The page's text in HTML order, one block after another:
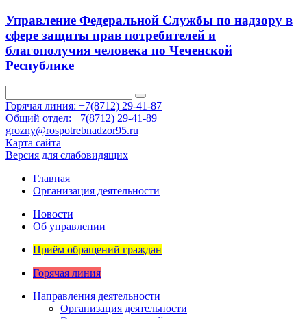
Управление Федеральной Службы по надзору в
сфере защиты прав потребителей и
благополучия человека по Чеченской
Республике
Горячая линия: +7(8712) 29-41-87
Общий отдел: +7(8712) 29-41-89
grozny@rospotrebnadzor95.ru
Карта сайта
Версия для слабовидящих
Главная
Организация деятельности
Новости
Об управлении
Приём обращений граждан
Горячая линия
Направления деятельности
Организация деятельности